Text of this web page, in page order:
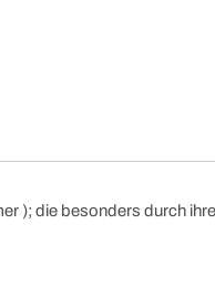
); die besonders durch